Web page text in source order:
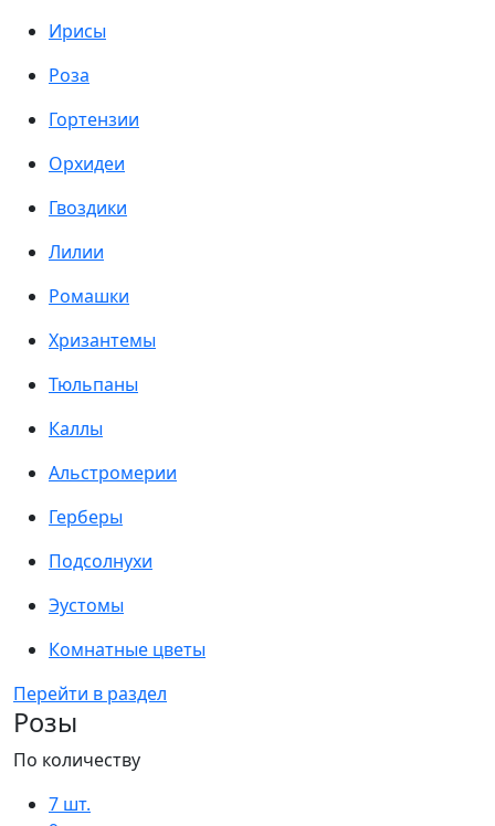
Ирисы
Роза
Гортензии
Орхидеи
Гвоздики
Лилии
Ромашки
Хризантемы
Тюльпаны
Каллы
Альстромерии
Герберы
Подсолнухи
Эустомы
Комнатные цветы
Перейти в раздел
Розы
По количеству
7 шт.